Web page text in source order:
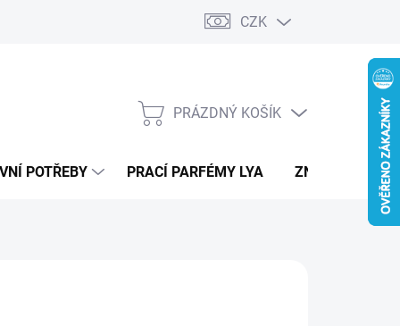
CZK
NÁKUPNÍ
PRÁZDNÝ KOŠÍK
POTŘEBY PRACÍ PARFÉMY LYA ZNAČKY